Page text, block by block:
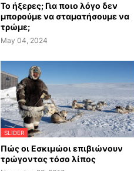
Το ήξερες; Για ποιο λόγο δεν
μπορούμε να σταματήσουμε να
τρώμε;
May 04, 2024
SLIDER
Πώς οι Εσκιμώοι επιβιώνουν
τρώγοντας τόσο λίπος